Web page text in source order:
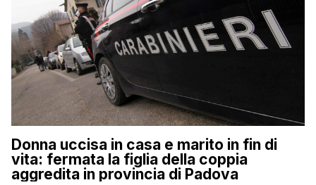
Donna uccisa in casa e marito in fin di
vita: fermata la figlia della coppia
aggredita in provincia di Padova